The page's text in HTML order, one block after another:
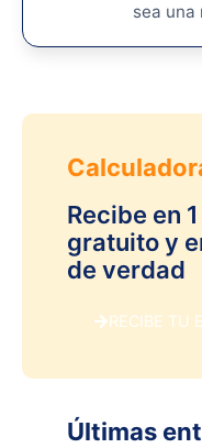
sea una
Recibe en
gratuito y
de verdad
RECIBE TU
Últimas